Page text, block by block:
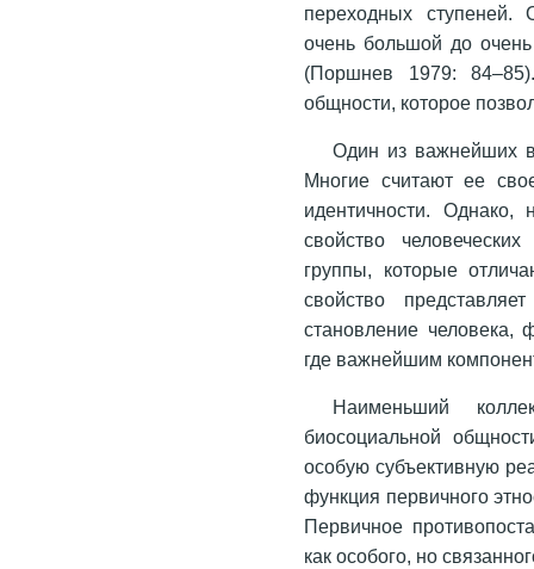
переходных ступеней.
очень большой до
(Поршнев 1979:
общности, которое
Один из важнейших
Многие считают ее
идентичности.
свойство
группы, которые
свойство
становление человека,
где важнейшим
Наименьший
биосоциальной
особую субъективную
функция первичного
Первичное
как особого, но